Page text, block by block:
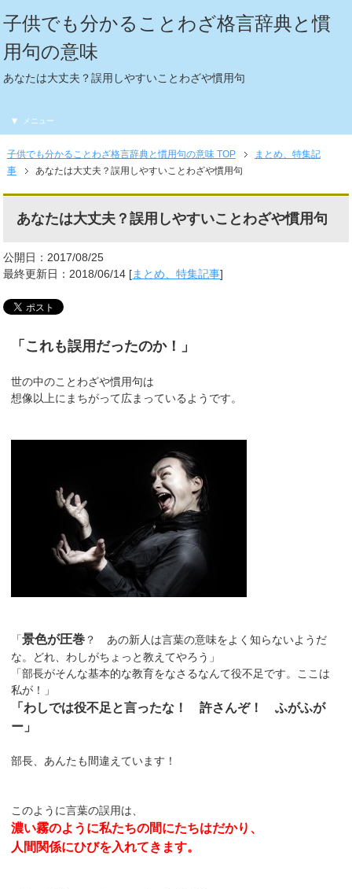
子供でも分かることわざ格言辞典と慣
用句の意味
あなたは大丈夫？誤用しやすいことわざや慣用句
メニュー
子供でも分かることわざ格言辞典と慣用句の意味 TOP
まとめ、特集記
事
あなたは大丈夫？誤用しやすいことわざや慣用句
あなたは大丈夫？誤用しやすいことわざや慣用句
公開日：2017/08/25
最終更新日：2018/06/14 [まとめ、特集記事]
「これも誤用だったのか！」
世の中のことわざや慣用句は
想像以上にまちがって広まっているようです。
「景色が圧巻 ？ あの新人は言葉の意味をよく知らないようだ
な。どれ、わしがちょっと教えてやろう」
「部長がそんな基本的な教育をなさるなんて役不足です。ここは
私が！」
「わしでは役不足と言ったな！ 許さんぞ！ ふがふが
ー」
部長、あんたも間違えています！
このように言葉の誤用は、
濃い霧のように私たちの間にたちはだかり、
人間関係にひびを入れてきます。